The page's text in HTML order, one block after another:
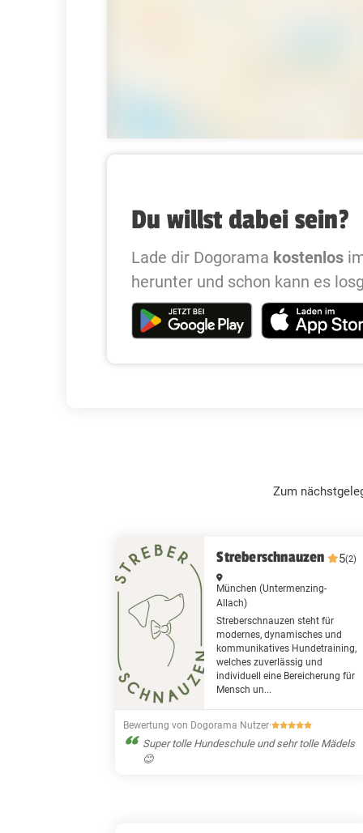
Du willst dabei sein?
Lade dir Dogorama kostenlos
herunter und schon kann es
Zum
Streberschnauzen 5(2)
München(Untermenzing-
Allach)
Streberschnauzen steht für
modernes, dynamisches und
kommunikatives Hundetraining,
welches zuverlässig und
individuell eine Bereicherung für
Mensch un...
Bewertung von Dogorama Nutzer·
Super tolle Hundeschule und sehr tolle Mädels
😊